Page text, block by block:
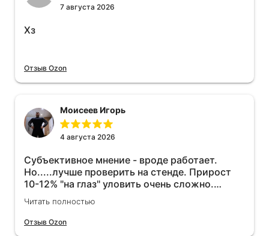
7 августа 2026
Хз
Отзыв Ozon
Моисеев Игорь
4 августа 2026
Субъективное мнение - вроде работает.
Но.....лучше проверить на стенде. Прирост
10-12% "на глаз" уловить очень сложно.
Покатаюсь, потом отключу и посмотрю, что
будет 😁.
Читать полностью
Отзыв Ozon